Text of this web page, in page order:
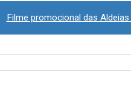
Filme promocional das